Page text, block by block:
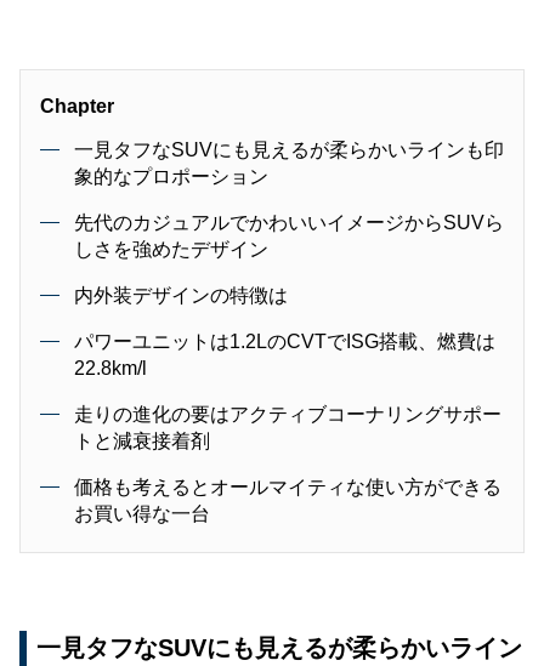
Chapter
一見タフなSUVにも見えるが柔らかいラインも印
象的なプロポーション
先代のカジュアルでかわいいイメージからSUVら
しさを強めたデザイン
内外装デザインの特徴は
パワーユニットは1.2LのCVTでISG搭載、燃費は
22.8km/l
走りの進化の要はアクティブコーナリングサポー
トと減衰接着剤
価格も考えるとオールマイティな使い方ができる
お買い得な一台
一見タフなSUVにも見えるが柔らかいライン